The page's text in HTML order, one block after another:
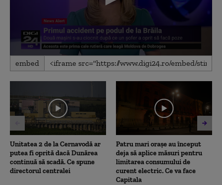
0
seconds
28
embed
Unitatea 2 de la Cernavodă ar
putea fi oprită dacă Dunărea
continuă să scadă. Ce spune
directorul centralei
Patru mari orașe au început
deja să aplice măsuri pentru
limitarea consumului de
curent electric. Ce va face
Capitala